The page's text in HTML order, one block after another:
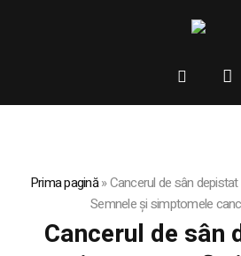
Prima pagină»Cancerul de sân
Semnele și simptomele
Cancerul de sân